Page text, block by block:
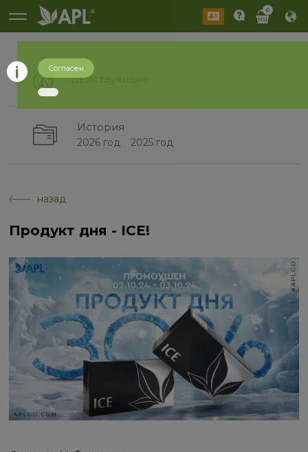
0
Действующие
История
2026 год 2025 год
назад
Продукт дня - ICE!
Согласен